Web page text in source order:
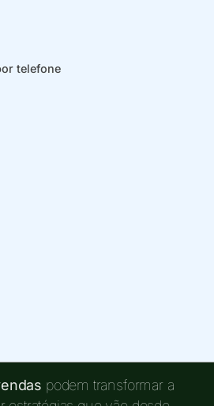
telefone
podem transformar a